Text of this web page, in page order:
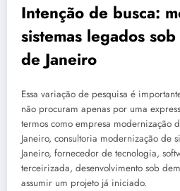
Intenção de busca:
sistemas legados
de Janeiro
Essa variação de pesquisa é
não procuram apenas por uma
termos como empresa modernização
Janeiro, consultoria modernização de
Janeiro, fornecedor de tecnologia,
terceirizada, desenvolvimento sob
assumir um projeto já iniciado.